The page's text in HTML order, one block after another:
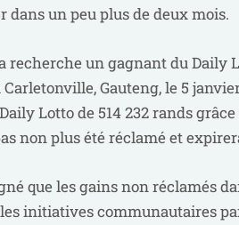
dans un peu plus de deux mois.
recherche un gagnant du Daily
Gauteng, le 5
Lotto de 514 232 rands
non plus été réclamé et
que les gains non réclamés
initiatives communautaires